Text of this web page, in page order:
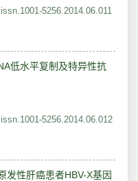
5256.2014.06.011
低水平复制及特异性抗
5256.2014.06.012
发性肝癌患者HBV-X基因